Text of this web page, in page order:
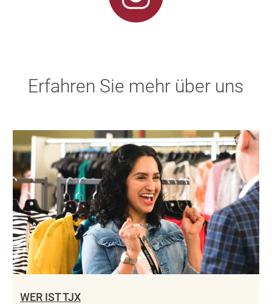
Erfahren Sie mehr über uns
WER IST TJX